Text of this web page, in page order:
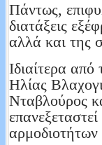
Πάντως,
διατάξεις
αλλά και της
Ιδιαίτερα
Ηλίας
Νταβλούρος
αρμοδιοτήτων